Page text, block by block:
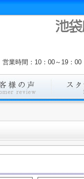
営業時間：10：00～19：